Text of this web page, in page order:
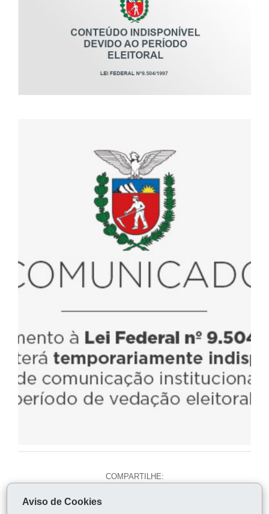
COMPARTILHE:
Aviso de Cookies